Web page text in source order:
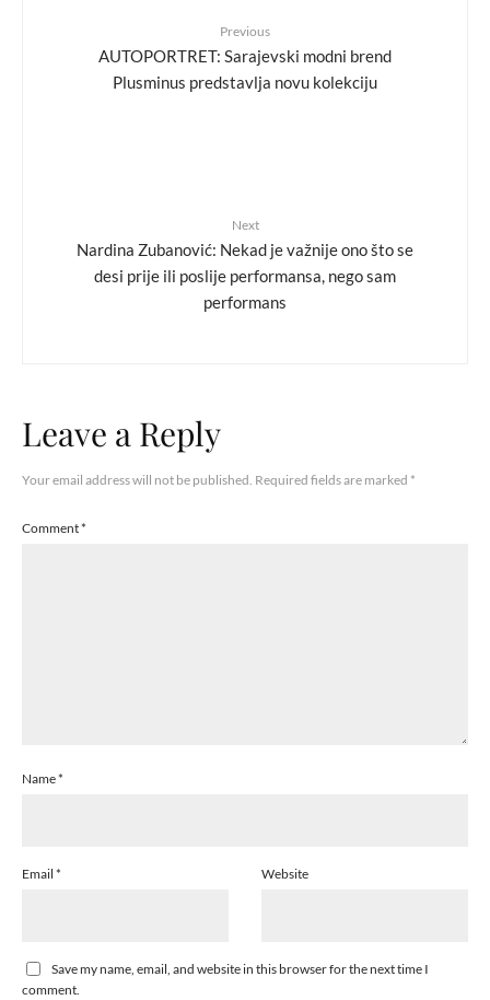
Previous
AUTOPORTRET: Sarajevski modni brend
Plusminus predstavlja novu kolekciju
Next
Nardina Zubanović: Nekad je važnije ono što se
desi prije ili poslije performansa, nego sam
performans
Leave a Reply
Your email address will not be published. Required fields are marked *
Comment*
Name*
Email * Website
Save my name, email, and website in this browser for the next time I
comment.